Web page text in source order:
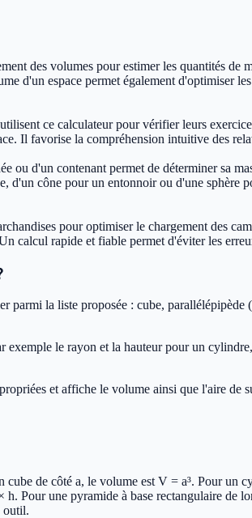
des volumes pour estimer les quantités
d'un espace permet également d'optimiser
ce calculateur pour vérifier leurs
Il favorise la compréhension intuitive des
ou d'un contenant permet de déterminer sa
cône pour un entonnoir ou d'une sphère
pour optimiser le chargement des
calcul rapide et fiable permet d'éviter les
parmi la liste proposée : cube,
exemple le rayon et la hauteur pour un
et affiche le volume ainsi que l'aire
cube de côté a, le volume est V = a³. Pour
Pour une pyramide à base rectangulaire
outil.